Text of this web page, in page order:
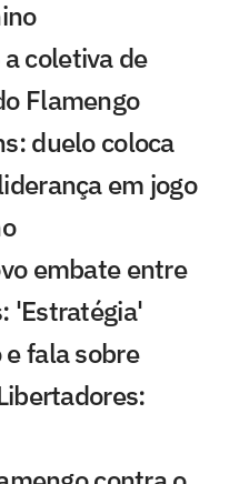
coletiva de
Flamengo
duelo coloca
em jogo
embate entre
'Estratégia'
fala sobre